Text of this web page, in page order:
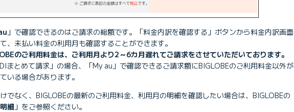
」で確認できるのはご請求の総額です。「料金内訳を確認する」ボタンから料金内訳画面
、未払い料金の利用月も確認することができます。
のご利用料金は、ご利用月より2～6カ月遅れてご請求をさせていただいております。
まとめて請求」の場合、「My au」で確認できるご請求額にBIGLOBEのご利用料金以外が
いる場合があります。
でなく、BIGLOBEの最新のご利用料金、利用月の明細を確認したい場合は、BIGLOBEの
細 」をご参照ください。